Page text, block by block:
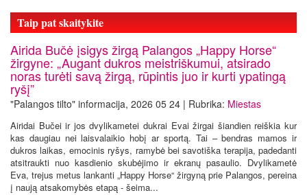
Taip pat skaitykite
Airida Bučė įsigys žirgą Palangos „Happy Horse“
žirgyne: „Augant dukros meistriškumui, atsirado
noras turėti savą žirgą, rūpintis juo ir kurti ypatingą
ryšį”
"Palangos tilto" informacija, 2026 05 24 | Rubrika: Miestas
Airidai Bučei ir jos dvylikametei dukrai Evai žirgai šiandien reiškia kur
kas daugiau nei laisvalaikio hobį ar sportą. Tai – bendras mamos ir
dukros laikas, emocinis ryšys, ramybė bei savotiška terapija, padedanti
atsitraukti nuo kasdienio skubėjimo ir ekranų pasaulio. Dvylikametė
Eva, trejus metus lankanti „Happy Horse“ žirgyną prie Palangos, pereina
į naują atsakomybės etapą - šeima...